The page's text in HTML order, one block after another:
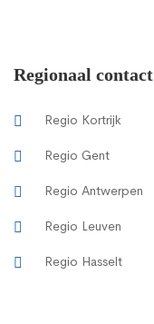
Regionaal contact
Regio Kortrijk
Regio Gent
Regio Antwerpen
Regio Leuven
Regio Hasselt